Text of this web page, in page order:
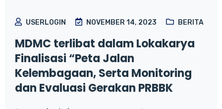
USERLOGIN NOVEMBER 14, 2023 BERITA
MDMC terlibat dalam Lokakarya
Finalisasi “Peta Jalan
Kelembagaan, Serta Monitoring
dan Evaluasi Gerakan PRBBK